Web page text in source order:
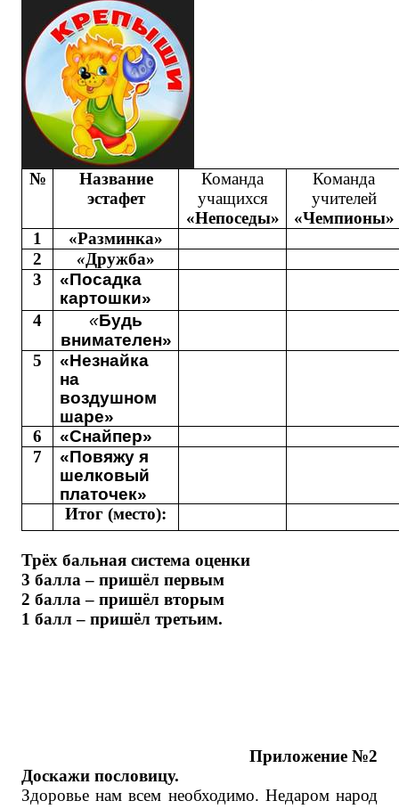
№
Название
эстафет
Команда
учащихся
«Непоседы»
Команда
учителей
«Чемпионы»
1
«Разминка»
2
«Дружба»
3
«Посадка
картошки»
4
«Будь
внимателен»
5
«Незнайка
на
воздушном
шаре»
6
«Снайпер»
7
«Повяжу я
шелковый
платочек»
Итог (место):
Трёх бальная система оценки
3 балла – пришёл первым
2 балла – пришёл вторым
1 балл – пришёл третьим.
Приложение №2
Доскажи пословицу.
Здоровье нам всем необходимо. Недаром народ